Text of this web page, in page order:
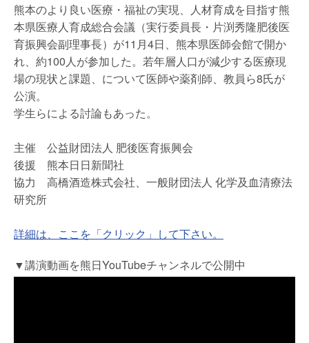
熊本のより良い医療・福祉の実現、人材育成を目指す熊
本県医療人育成総合会議（実行委員長・片渕秀隆肥後医
育振興会副理事長）が11月4日、熊本県医師会館で開か
れ、約100人が参加した。若年層人口が減少する医療現
場の現状と課題、について医師や薬剤師、教員ら8氏が
公演。
学生らによる討論もあった。
主催 公益財団法人 肥後医育振興会
後援 熊本日日新聞社
協力 高橋酒造株式会社、一般財団法人 化学及血清療法
研究所
詳細は、ここを「クリック」して下さい。
▼講演動画を熊日YouTubeチャンネルで公開中